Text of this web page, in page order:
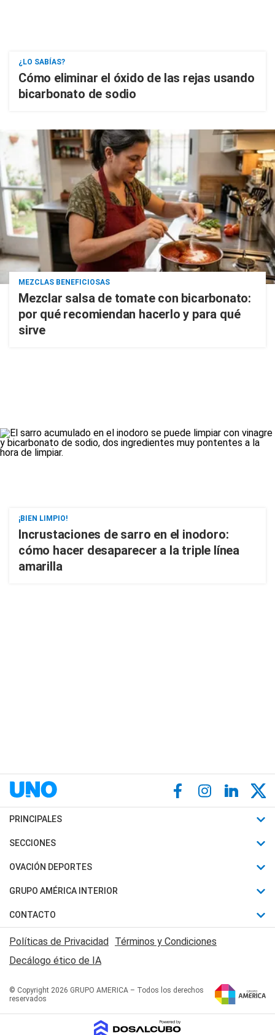
¿LO SABÍAS?
Cómo eliminar el óxido de las rejas usando
bicarbonato de sodio
MEZCLAS BENEFICIOSAS
Mezclar salsa de tomate con bicarbonato:
por qué recomiendan hacerlo y para qué
sirve
¡BIEN LIMPIO!
Incrustaciones de sarro en el inodoro:
cómo hacer desaparecer a la triple línea
amarilla
PRINCIPALES
Últimas Noticias
Política
Judiciales
Economia
SECCIONES
Horóscopo
Motores
Trucos caseros
Series y Películas
Edictos y Solicitadas
OVACIÓN DEPORTES
Fútbol
Mundial
Automovilismo
Rugby
Básquet
GRUPO AMÉRICA INTERIOR
Canal 7 en Vivo
San Juan 8
CONTACTO
Acerca de Nosotros
Contactanos
Políticas de Privacidad Términos y Condiciones
Decálogo ético de IA
© Copyright 2026 GRUPO AMERICA – Todos los derechos
reservados